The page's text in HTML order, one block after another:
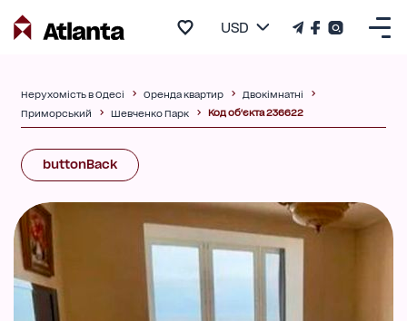
USD
Нерухомість в Одесі Оренда квартир
Двокімнатні
Приморський
Шевченко Парк Код об'єкта 236622
buttonBack